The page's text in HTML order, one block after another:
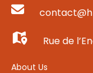
PT
Rue de
About Us